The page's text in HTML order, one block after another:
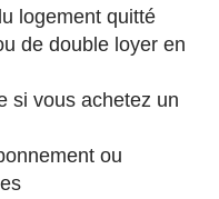
logement quitté
de double loyer en
si vous achetez un
ou